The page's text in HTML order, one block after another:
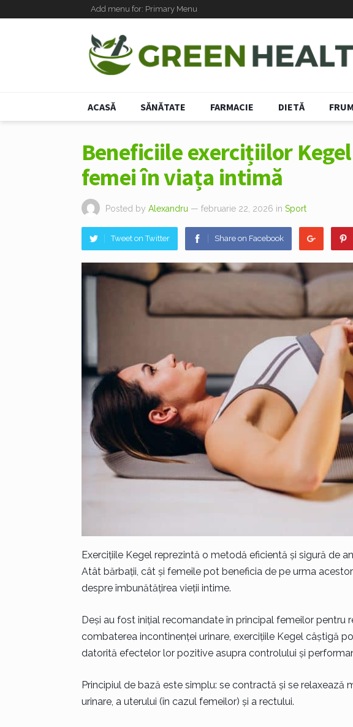
Add menu for: Primary Menu
ACASĂ SĂNĂTATE FARMACIE DIETĂ
Beneficiile exercițiilor
femei în viața intimă
Posted by Alexandru — februarie 22, 2026 in Sport
Tweet on Twitter Share on Facebook
Exercițiile Kegel reprezintă o metodă eficientă și sigură de
Atât bărbații, cât și femeile pot beneficia de pe urma
despre îmbunătățirea vieții intime.
Deși au fost inițial recomandate în principal femeilor pentru
combaterea incontinenței urinare, exercițiile Kegel câștigă
datorită efectelor lor pozitive asupra controlului și
Principiul de bază este simplu: se contractă și se relaxează
urinare, a uterului (în cazul femeilor) și a rectului.